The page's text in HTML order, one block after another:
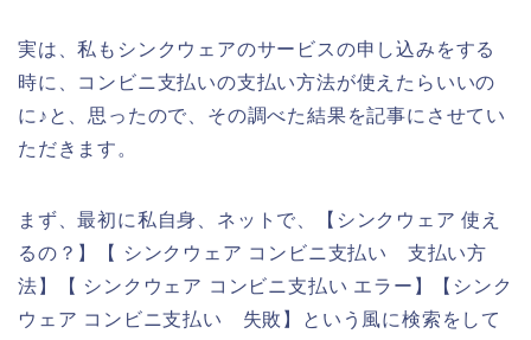
実は、私もシンクウェアのサービスの申し込みをする
時に、コンビニ支払いの支払い方法が使えたらいいの
に♪と、思ったので、その調べた結果を記事にさせてい
ただきます。
まず、最初に私自身、ネットで、【シンクウェア 使え
るの？】【 シンクウェア コンビニ支払い 支払い方
法】【 シンクウェア コンビニ支払い エラー】【シンク
ウェア コンビニ支払い 失敗】という風に検索をして